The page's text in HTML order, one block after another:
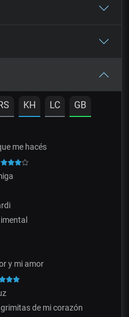
KH LC GB
me hacés
y mi amor
de mi corazón